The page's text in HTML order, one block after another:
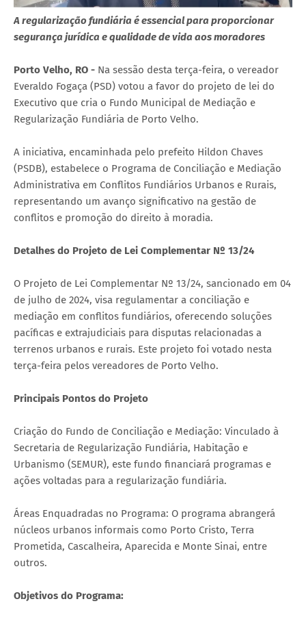
A regularização fundiária é essencial para proporcionar
segurança jurídica e qualidade de vida aos moradores
Porto Velho, RO - Na sessão desta terça-feira, o vereador
Everaldo Fogaça (PSD) votou a favor do projeto de lei do
Executivo que cria o Fundo Municipal de Mediação e
Regularização Fundiária de Porto Velho.
A iniciativa, encaminhada pelo prefeito Hildon Chaves
(PSDB), estabelece o Programa de Conciliação e Mediação
Administrativa em Conflitos Fundiários Urbanos e Rurais,
representando um avanço significativo na gestão de
conflitos e promoção do direito à moradia.
Detalhes do Projeto de Lei Complementar Nº 13/24
O Projeto de Lei Complementar Nº 13/24, sancionado em 04
de julho de 2024, visa regulamentar a conciliação e
mediação em conflitos fundiários, oferecendo soluções
pacíficas e extrajudiciais para disputas relacionadas a
terrenos urbanos e rurais. Este projeto foi votado nesta
terça-feira pelos vereadores de Porto Velho.
Principais Pontos do Projeto
Criação do Fundo de Conciliação e Mediação: Vinculado à
Secretaria de Regularização Fundiária, Habitação e
Urbanismo (SEMUR), este fundo financiará programas e
ações voltadas para a regularização fundiária.
Áreas Enquadradas no Programa: O programa abrangerá
núcleos urbanos informais como Porto Cristo, Terra
Prometida, Cascalheira, Aparecida e Monte Sinai, entre
outros.
Objetivos do Programa: